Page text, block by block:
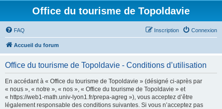
Office du tourisme de Topoldavie
FAQ Connexion
Inscription
Accueil du forum
Office du tourisme de Topoldavie - Conditions d’utilisation
En accédant à « Office du tourisme de Topoldavie » (désigné ci-après par
« nous », « notre », « nos », « Office du tourisme de Topoldavie » et
« https://web1-math.univ-lyon1.fr/prepa-agreg »), vous acceptez d’être
légalement responsable des conditions suivantes. Si vous n’acceptez pas